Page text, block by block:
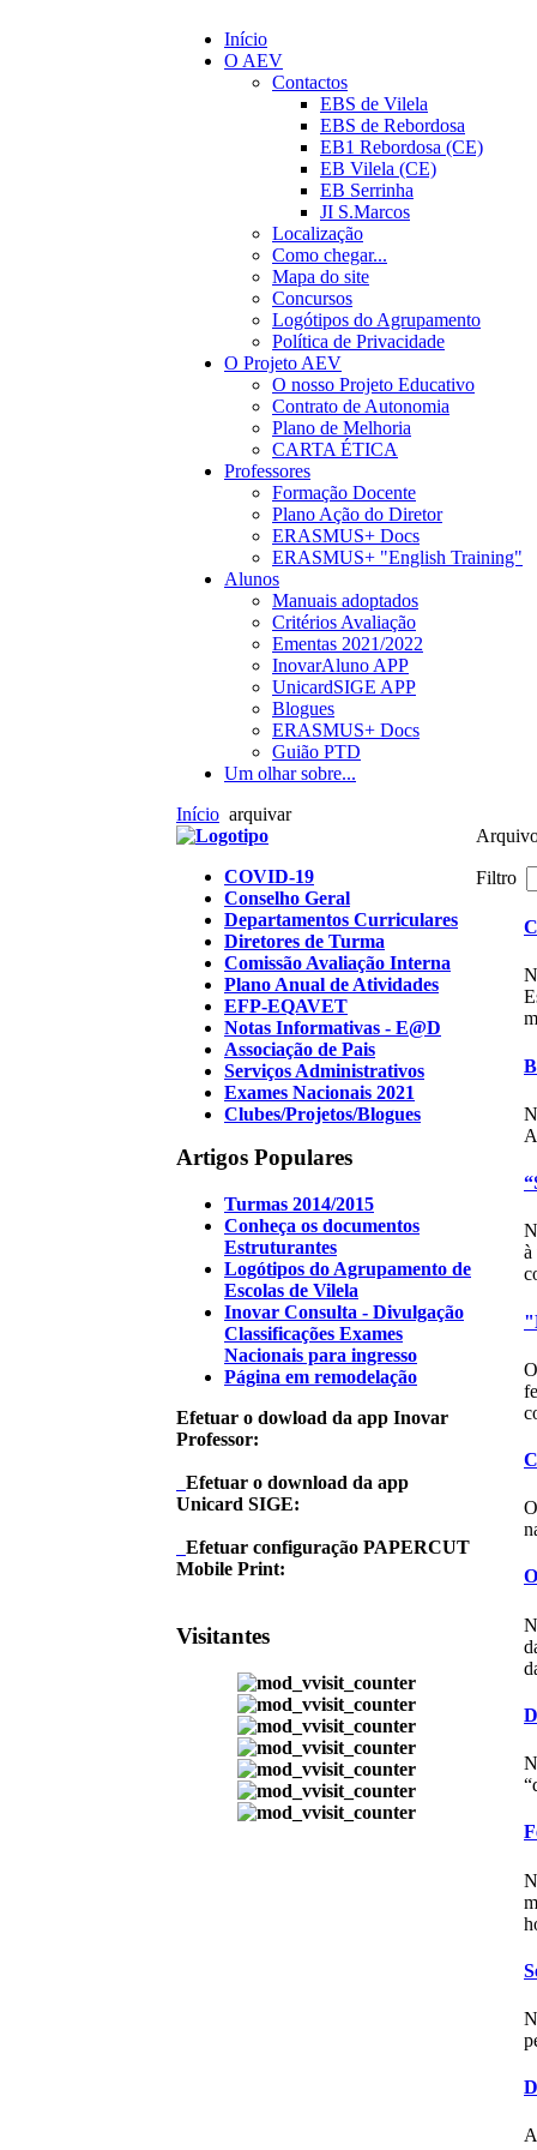
Início
O AEV
Contactos
EBS de Vilela
EBS de Rebordosa
EB1 Rebordosa (CE)
EB Vilela (CE)
EB Serrinha
JI S.Marcos
Localização
Como chegar...
Mapa do site
Concursos
Logótipos do Agrupamento
Política de Privacidade
O Projeto AEV
O nosso Projeto Educativo
Contrato de Autonomia
Plano de Melhoria
CARTA ÉTICA
Professores
Formação Docente
Plano Ação do Diretor
ERASMUS+ Docs
ERASMUS+ "English Training"
Alunos
Manuais adoptados
Critérios Avaliação
Ementas 2021/2022
InovarAluno APP
UnicardSIGE APP
Blogues
ERASMUS+ Docs
Guião PTD
Um olhar sobre...
Início arquivar
Filtro
à
COVID-19
Conselho Geral
Departamentos Curriculares
Diretores de Turma
Comissão Avaliação Interna
Plano Anual de Atividades
EFP-EQAVET
Notas Informativas - E@D
Associação de Pais
Serviços Administrativos
Exames Nacionais 2021
Clubes/Projetos/Blogues
Artigos Populares
Turmas 2014/2015
Conheça os documentos
Estruturantes
Logótipos do Agrupamento de
Escolas de Vilela
Inovar Consulta - Divulgação
Classificações Exames
Nacionais para ingresso
Página em remodelação
Efetuar o dowload da app Inovar
Professor:
Efetuar o download da app
Unicard SIGE:
Efetuar configuração PAPERCUT
Mobile Print:
Visitantes